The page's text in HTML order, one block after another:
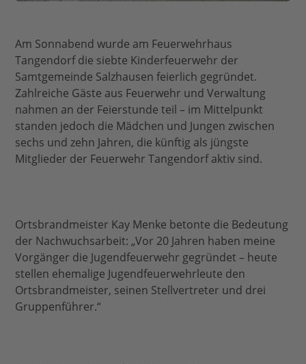
Am Sonnabend wurde am Feuerwehrhaus
Tangendorf die siebte Kinderfeuerwehr der
Samtgemeinde Salzhausen feierlich gegründet.
Zahlreiche Gäste aus Feuerwehr und Verwaltung
nahmen an der Feierstunde teil – im Mittelpunkt
standen jedoch die Mädchen und Jungen zwischen
sechs und zehn Jahren, die künftig als jüngste
Mitglieder der Feuerwehr Tangendorf aktiv sind.
Ortsbrandmeister Kay Menke betonte die Bedeutung
der Nachwuchsarbeit: „Vor 20 Jahren haben meine
Vorgänger die Jugendfeuerwehr gegründet – heute
stellen ehemalige Jugendfeuerwehrleute den
Ortsbrandmeister, seinen Stellvertreter und drei
Gruppenführer.“